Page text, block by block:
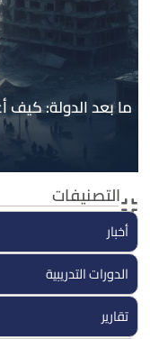
دراسات وأبحاث
الجهادية السلفية
ما بعد الدولة: كيف
13 يناير, 2026
ما بعد الدولة: كيف
التصنيفات
أخبار
الدورات التدريبية
تقارير